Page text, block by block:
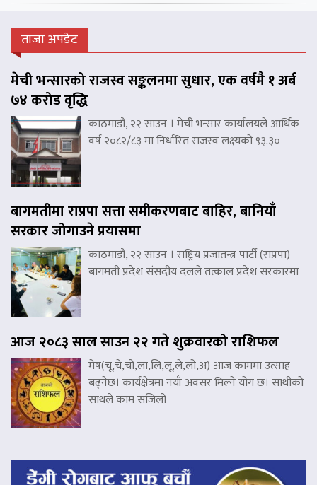
ताजा अपडेट
मेची भन्सारको राजस्व सङ्कलनमा सुधार, एक वर्षमै १ अर्ब
७४ करोड वृद्धि
काठमाडौं, २२ साउन । मेची भन्सार कार्यालयले आर्थिक
वर्ष २०८२/८३ मा निर्धारित राजस्व लक्ष्यको ९३.३०
बागमतीमा राप्रपा सत्ता समीकरणबाट बाहिर, बानियाँ
सरकार जोगाउने प्रयासमा
काठमाडौं, २२ साउन । राष्ट्रिय प्रजातन्त्र पार्टी (राप्रपा)
बागमती प्रदेश संसदीय दलले तत्काल प्रदेश सरकारमा
आज २०८३ साल साउन २२ गते शुक्रवारको राशिफल
मेष(चू,चे,चो,ला,लि,लू,ले,लो,अ) आज काममा उत्साह
बढ्नेछ। कार्यक्षेत्रमा नयाँ अवसर मिल्ने योग छ। साथीको
साथले काम सजिलो